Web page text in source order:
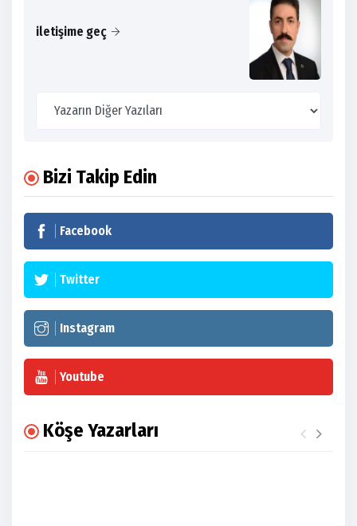
iletişime geç
Bizi Takip Edin
Facebook
Twitter
Instagram
Youtube
Köşe Yazarları